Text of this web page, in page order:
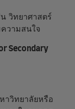
น วิทยาศาสตร์
วามสนใจ
Secondary
าวิทยาลัยหรือ